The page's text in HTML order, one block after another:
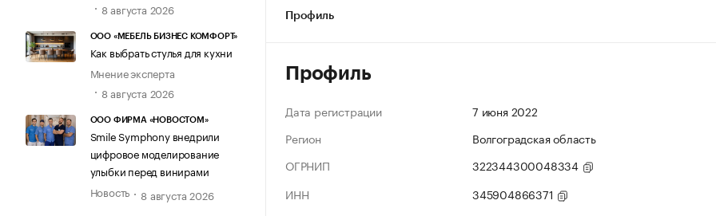
8 августа 2026
ООО «МЕБЕЛЬ БИЗНЕС КОМФОРТ»
Как выбрать стулья для кухни
Мнение эксперта
8 августа 2026
ООО ФИРМА «НОВОСТОМ»
Smile Symphony внедрили
цифровое моделирование
улыбки перед винирами
Новость
8 августа 2026
Профиль
Профиль
Дата регистрации
7 июня 2022
Регион
Волгоградская область
ОГРНИП
322344300048334
ИНН
345904866371